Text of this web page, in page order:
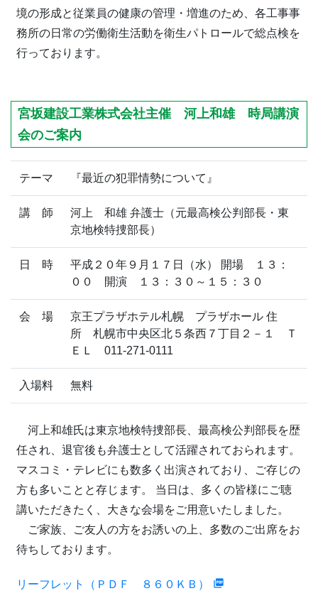
境の形成と従業員の健康の管理・増進のため、各工事事
務所の日常の労働衛生活動を衛生パトロールで総点検を
行っております。
宮坂建設工業株式会社主催 河上和雄 時局講演
会のご案内
テーマ 『最近の犯罪情勢について』
講 師 河上 和雄 弁護士（元最高検公判部長・東
京地検特捜部長）
日 時 平成２０年９月１７日（水）
開場 １３：
００ 開演 １３：３０～１５：３０
会 場 京王プラザホテル札幌 プラザホール 住
所 札幌市中央区北５条西７丁目２－１ Ｔ
ＥＬ 011-271-0111
入場料 無料
河上和雄氏は東京地検特捜部長、最高検公判部長を歴
任され、退官後も弁護士として活躍されておられます。
マスコミ・テレビにも数多く出演されており、ご存じの
方も多いことと存じます。
当日は、多くの皆様にご聴
講いただきたく、大きな会場をご用意いたしました。
ご家族、ご友人の方をお誘いの上、多数のご出席をお
待ちしております。
リーフレット（ＰＤＦ ８６０ＫＢ）